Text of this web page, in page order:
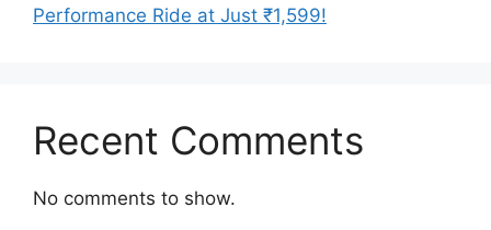
Performance Ride at Just ₹1,599!
Recent Comments
No comments to show.